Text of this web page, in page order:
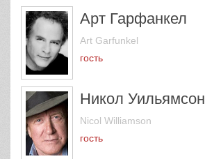
Арт Гарфанкел
Art Garfunkel
гость
Никол Уильямсон
Nicol Williamson
гость